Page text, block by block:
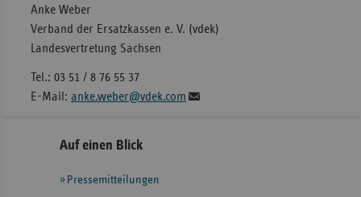
Anke Weber
Verband der Ersatzkassen e. V. (vdek)
Landesvertretung Sachsen
Tel.: 03 51 / 8 76 55 37
E-Mail: anke.weber@vdek.com
Seitennavigation
Seitenleiste
weiteren
Auf einen Blick
Pressemitteilungen